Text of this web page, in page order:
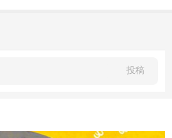
投稿